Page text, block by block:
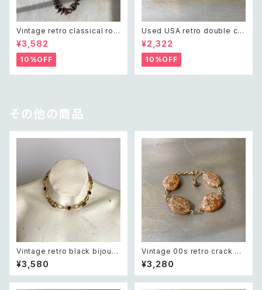
Vintage retro classical rou
gh cut shell beads necklac
e レトロ ヴィンテージ アクセサ
リー クラシカル ラフカット シェ
ル ビーズ ネックレス
¥3,582
10%OFF
Used USA retro double cro
ss crystal bijou bangle レト
ロ アメリカ ユーズド アクセサリ
ー ゴールド ダブル クロス ビジ
ュー バングル
¥2,322
10%OFF
その他の商品
Vintage retro black bijou b
icolor chain necklace レト
ロ ヴィンテージ アクセサリー ブ
ラック ビジュー バイカラー チェ
¥3,580
Vintage 00s retro crack be
ads bracelet レトロ ヴィンテ
ージ アクセサリー クラック ビー
ズ ブレスレット
¥3,280